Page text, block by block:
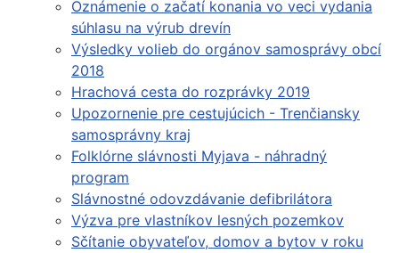
Oznámenie o začatí konania vo veci vydania
súhlasu na výrub drevín
Výsledky volieb do orgánov samosprávy obcí
2018
Hrachová cesta do rozprávky 2019
Upozornenie pre cestujúcich - Trenčiansky
samosprávny kraj
Folklórne slávnosti Myjava - náhradný
program
Slávnostné odovzdávanie defibrilátora
Výzva pre vlastníkov lesných pozemkov
Sčítanie obyvateľov, domov a bytov v roku